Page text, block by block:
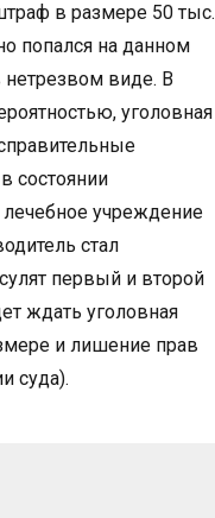
в размере 50 тыс.
попался на данном
нетрезвом виде. В
уголовная
состоянии
лечебное учреждение
стал
первый и второй
ждать уголовная
и лишение прав
суда).